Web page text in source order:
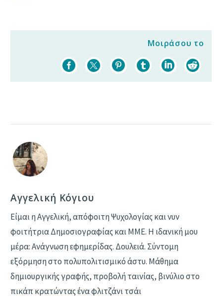
Μοιράσου το
Αγγελική Κόγιου
Είμαι η Αγγελική, απόφοιτη Ψυχολογίας και νυν
φοιτήτρια Δημοσιογραφίας και ΜΜΕ. Η ιδανική μου
μέρα: Ανάγνωση εφημερίδας. Δουλειά. Σύντομη
εξόρμηση στο πολυπολιτισμικό άστυ. Μάθημα
δημιουργικής γραφής, προβολή ταινίας, βινύλιο στο
πικάπ κρατώντας ένα φλιτζάνι τσάι